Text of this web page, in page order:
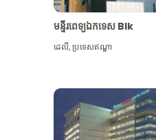
មន្ទីរពេទ្យឯកទេស Blk
ដេលី,ប្រទេសឥណ្ឌា